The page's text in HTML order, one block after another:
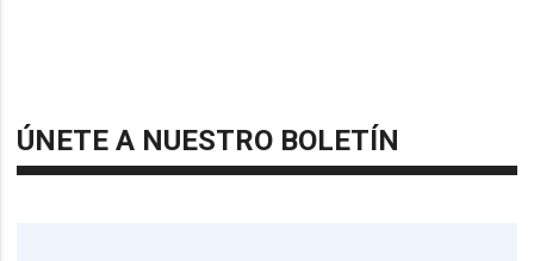
ÚNETE A NUESTRO BOLETÍN